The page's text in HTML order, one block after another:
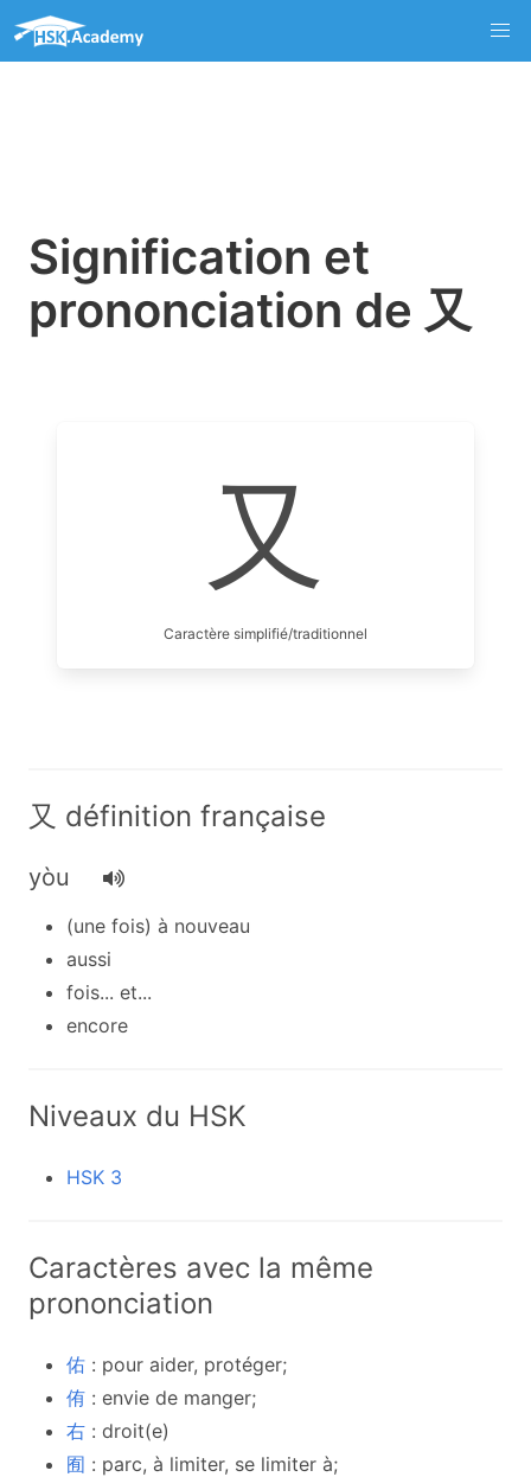
Signification et
prononciation de 又
又
Caractère simplifié/traditionnel
又 définition française
yòu
(une fois) à nouveau
aussi
fois... et...
encore
Niveaux du HSK
HSK 3
Caractères avec la même
prononciation
佑 : pour aider, protéger;
侑 : envie de manger;
右 : droit(e)
囿 : parc, à limiter, se limiter à;